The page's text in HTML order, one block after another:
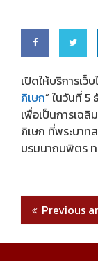
on
Faceb
ook
on
r
เปิดให้บริการเว็
ภิเษก” ในวันที่ 5
เพื่อเป็นการเฉลิ
ภิเษก ที่พระบา
บรมนาถบพิตร
Previous